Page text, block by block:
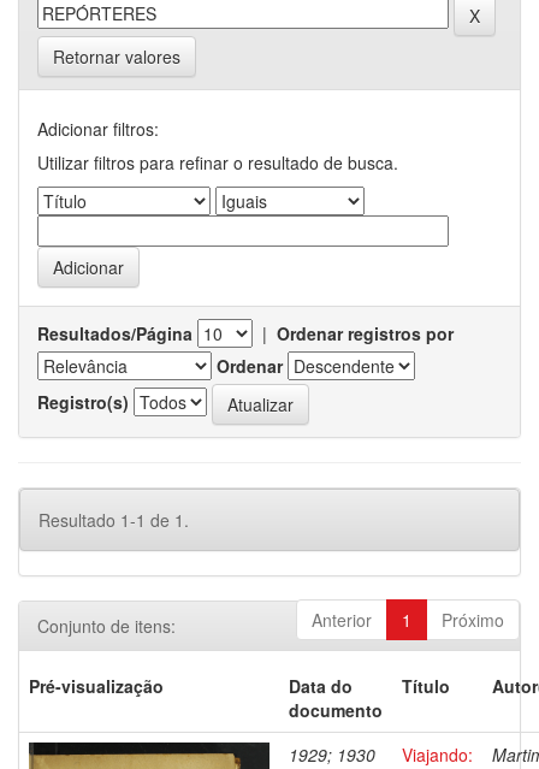
Retornar valores
Adicionar filtros:
Utilizar filtros para refinar o resultado de busca.
Resultados/Página | Ordenar registros por
Ordenar
Registro(s)
Resultado 1-1 de 1.
Anterior 1 Próximo
Conjunto de itens:
Pré-visualização
Data do
documento
Título
1929; 1930
Viajando: